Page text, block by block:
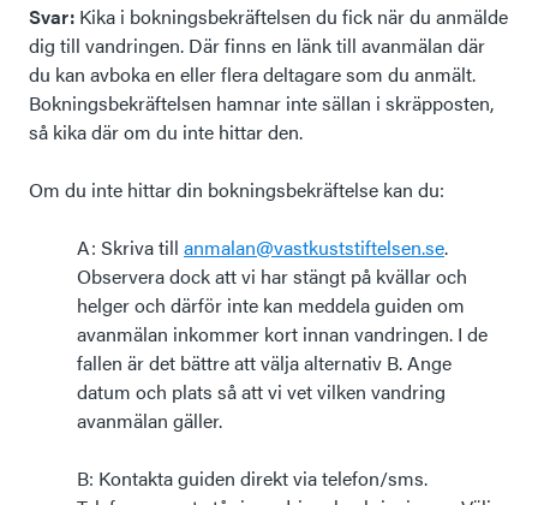
Svar: Kika i bokningsbekräftelsen du fick när du anmälde
dig till vandringen. Där finns en länk till avanmälan där
du kan avboka en eller flera deltagare som du anmält.
Bokningsbekräftelsen hamnar inte sällan i skräpposten,
så kika där om du inte hittar den.
Om du inte hittar din bokningsbekräftelse kan du:
A: Skriva till anmalan@vastkuststiftelsen.se.
Observera dock att vi har stängt på kvällar och
helger och därför inte kan meddela guiden om
avanmälan inkommer kort innan vandringen. I de
fallen är det bättre att välja alternativ B. Ange
datum och plats så att vi vet vilken vandring
avanmälan gäller.
B: Kontakta guiden direkt via telefon/sms.